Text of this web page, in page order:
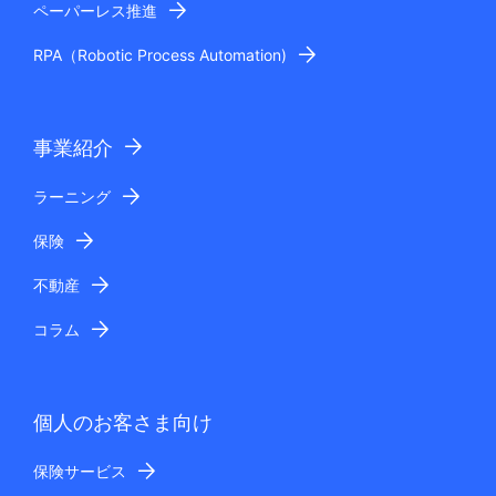
ペーパーレス推進
RPA（Robotic Process Automation)
事業紹介
ラーニング
保険
不動産
コラム
個人のお客さま向け
保険サービス